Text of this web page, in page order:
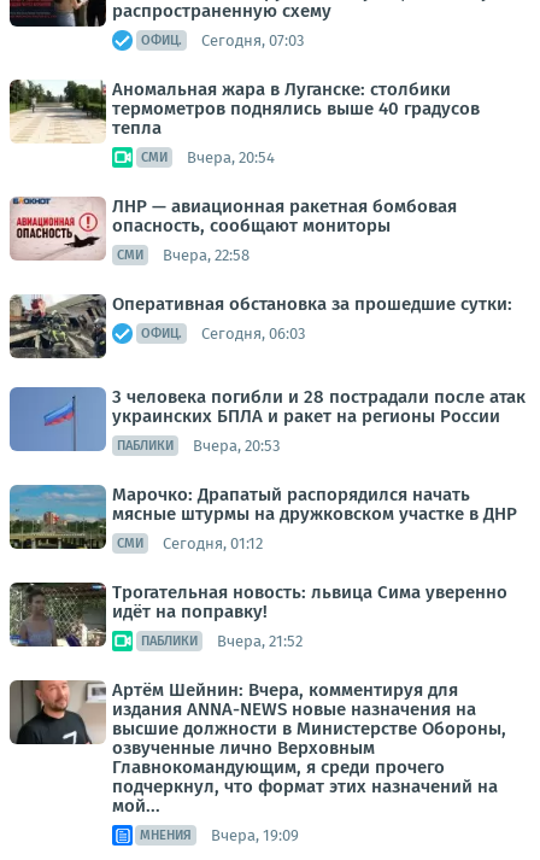
распространенную схему
ОФИЦ. Сегодня, 07:03
Аномальная жара в Луганске: столбики
термометров поднялись выше 40 градусов
тепла
СМИ Вчера, 20:54
ЛНР — авиационная ракетная бомбовая
опасность, сообщают мониторы
СМИ Вчера, 22:58
Оперативная обстановка за прошедшие сутки:
ОФИЦ. Сегодня, 06:03
3 человека погибли и 28 пострадали после атак
украинских БПЛА и ракет на регионы России
ПАБЛИКИ Вчера, 20:53
Марочко: Драпатый распорядился начать
мясные штурмы на дружковском участке в ДНР
СМИ Сегодня, 01:12
Трогательная новость: львица Сима уверенно
идёт на поправку!
ПАБЛИКИ Вчера, 21:52
Артём Шейнин: Вчера, комментируя для
издания ANNA-NEWS новые назначения на
высшие должности в Министерстве Обороны,
озвученные лично Верховным
Главнокомандующим, я среди прочего
подчеркнул, что формат этих назначений на
мой...
МНЕНИЯ Вчера, 19:09